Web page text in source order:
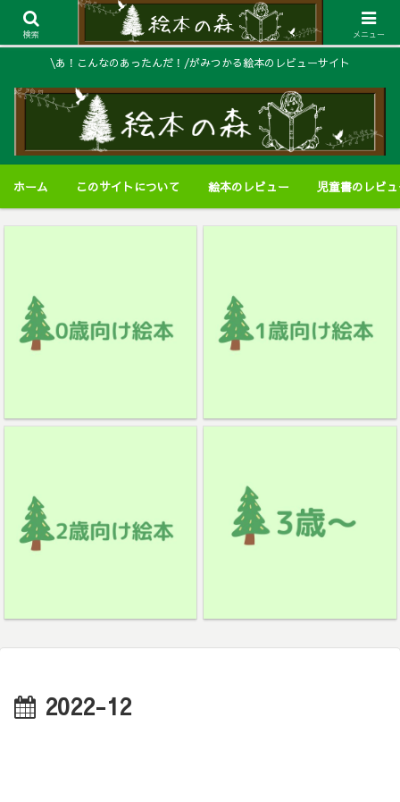
\あ！こんなのあったんだ！/がみつかる絵本のレビューサイト
ホーム このサイトについて 絵本のレビュー 児童書のレビ
2022-12
検索 メニュー